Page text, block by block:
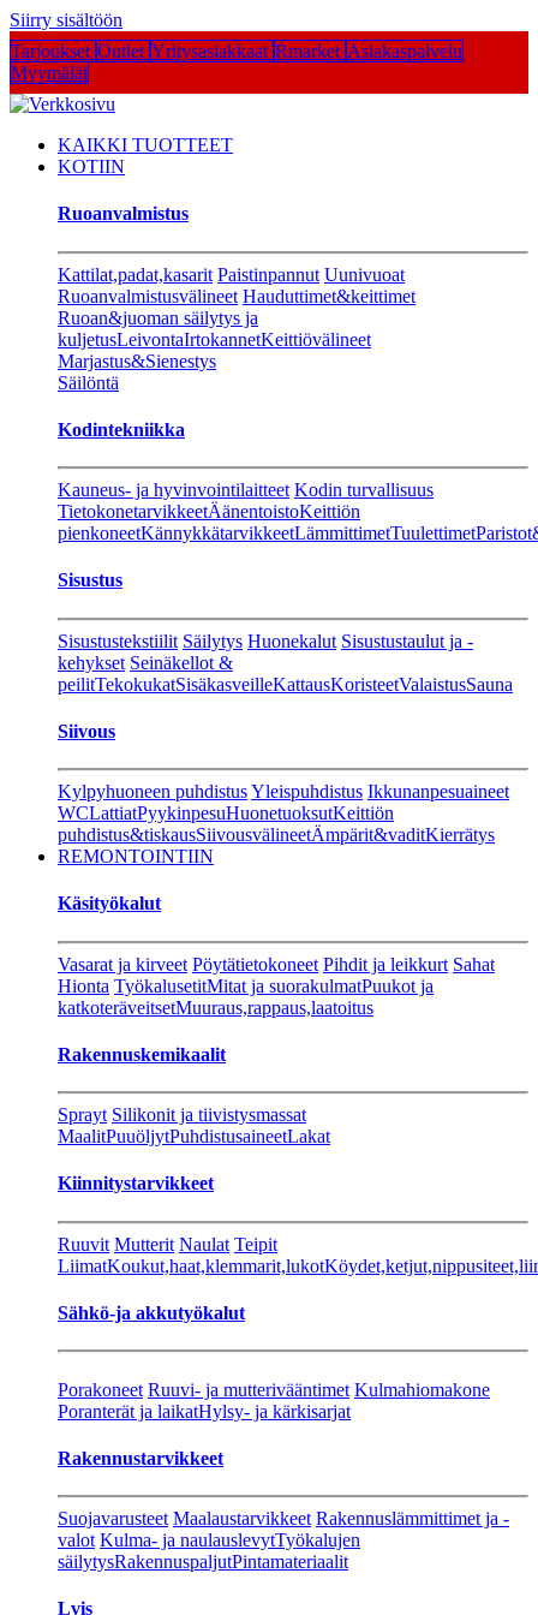
Siirry sisältöön
Tarjoukset Outlet Yritysasiakkaat Rmarket Asiakaspalvelu
Myymälät
KAIKKI TUOTTEET
KOTIIN
Ruoanvalmistus
Kattilat,padat,kasarit Paistinpannut Uunivuoat
Ruoanvalmistusvälineet Hauduttimet&keittimet
Ruoan&juoman säilytys ja
kuljetusLeivontaIrtokannetKeittiövälineet
Marjastus&Sienestys
Säilöntä
Kodintekniikka
Kauneus- ja hyvinvointilaitteet Kodin turvallisuus
TietokonetarvikkeetÄänentoistoKeittiön
pienkoneetKännykkätarvikkeetLämmittimetTuulettimet
Sisustus
Sisustustekstiilit Säilytys Huonekalut Sisustustaulut ja -
kehykset Seinäkellot &
peilitTekokukatSisäkasveilleKattausKoristeetValaistusSauna
Siivous
Kylpyhuoneen puhdistusYleispuhdistus Ikkunanpesuaineet
WCLattiatPyykinpesuHuonetuoksutKeittiön
puhdistus&tiskausSiivousvälineetÄmpärit&vaditKierrätys
REMONTOINTIIN
Käsityökalut
Vasarat ja kirveet Pöytätietokoneet Pihdit ja leikkurt Sahat
Hionta TyökalusetitMitat ja suorakulmatPuukot ja
katkoteräveitsetMuuraus,rappaus,laatoitus
Rakennuskemikaalit
Sprayt Silikonit ja tiivistysmassat
MaalitPuuöljytPuhdistusaineetLakat
Kiinnitystarvikkeet
Ruuvit Mutterit Naulat Teipit
LiimatKoukut,haat,klemmarit,lukot
Sähkö-ja akkutyökalut
Porakoneet Ruuvi- ja mutterivääntimet Kulmahiomakone
Poranterät ja laikatHylsy- ja kärkisarjat
Rakennustarvikkeet
Suojavarusteet Maalaustarvikkeet Rakennuslämmittimet ja -
valot Kulma- ja naulauslevytTyökalujen
säilytysRakennuspaljutPintamateriaalit
Lvis